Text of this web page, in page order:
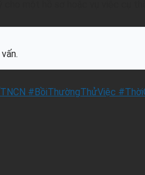
một hồ sơ hoặc vụ việc cụ thể.
#BồiThườngThửViệc